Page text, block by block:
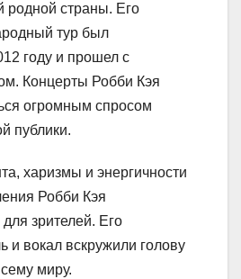
родной страны. Его
тур был
году и прошел с
Концерты Робби Кэя
огромным спросом
публики.
харизмы и энергичности
Робби Кэя
зрителей. Его
и вокал вскружили голову
миру.